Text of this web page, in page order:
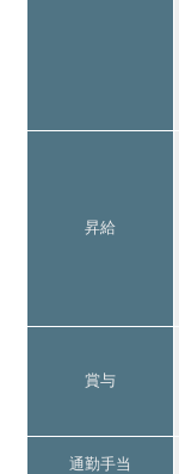
昇給
賞与
通勤手当